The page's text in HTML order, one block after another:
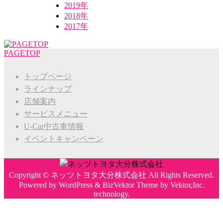
2019年
2018年
2017年
PAGETOP
トップページ
ラインナップ
店舗案内
サービスメニュー
U-Car中古車情報
イベントキャンペーン
Copyright © ネッツトヨタ大分株式会社 All Rights Reserved.
Powered by WordPress& BizVektor Themeby Vektor,Inc.
technology.